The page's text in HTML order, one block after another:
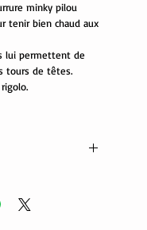
minky pilou
tenir bien chaud aux
lui permettent de
tours de têtes.